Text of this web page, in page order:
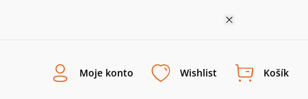
Moje konto Wishlist Košík